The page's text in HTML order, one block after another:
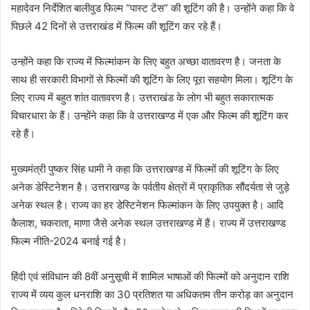
महादेवन निर्देशित बालीवुड फिल्म “पास्ट टेंस” की शूटिंग की है। उन्होंने कहा कि वे
पिछले 42 दिनों से उत्तराखंड में फिल्म की शूटिंग कर रहे हैं।
उन्होंने कहा कि राज्य में फिल्मांकन के लिए बहुत अच्छा वातावरण है। जनता के
साथ ही सरकारी विभागों से फिल्मों की शूटिंग के लिए पूरा सहयोग मिला। शूटिंग के
लिए राज्य में बहुत शांत वातावरण है। उत्तराखंड के लोग भी बहुत सकारात्मक
विचारधारा के हैं। उन्होंने कहा कि वे उत्तराखण्ड में एक और फिल्म की शूटिंग कर
रहे हैं।
मुख्यमंत्री पुष्कर सिंह धामी ने कहा कि उत्तराखण्ड में फिल्मों की शूटिंग के लिए
अनेक डेस्टिनेशन है। उत्तराखण्ड के पर्वतीय क्षेत्रों में प्राकृतिक सौंदर्यता से जुड़े
अनेक स्थल है। राज्य का हर डेस्टिनेशन फिल्मांकन के लिए उपयुक्त है। आदि
कैलाश, चकराता, माणा जैसे अनेक स्थल उत्तराखण्ड में हैं। राज्य में उत्तराखण्ड
फिल्म नीति-2024 बनाई गई है।
हिंदी एवं संविधान की 8वीं अनुसूची में शामिल भाषाओं की फिल्मों को अनुदान राशि
राज्य में व्यय कुल धनराशि का 30 प्रतिशत या अधिकतम तीन करोड़ का अनुदान